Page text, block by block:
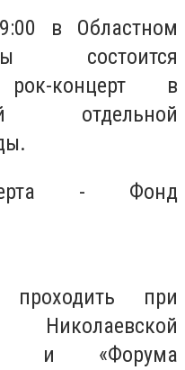
в Областном
состоится
рок-концерт в
отдельной
- Фонд
проходить при
и «Форума